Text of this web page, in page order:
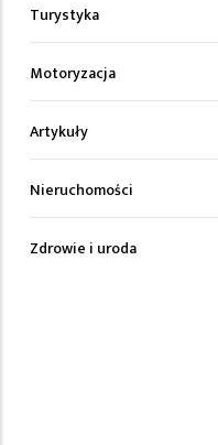
Turystyka
Motoryzacja
Artykuły
Nieruchomości
Zdrowie i uroda